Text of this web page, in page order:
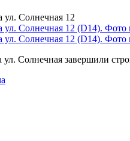
Солнечная завершили